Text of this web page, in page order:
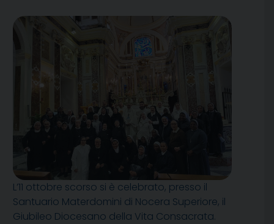
L’11 ottobre scorso si è celebrato, presso il
Santuario Materdomini di Nocera Superiore, il
Giubileo Diocesano della Vita Consacrata.